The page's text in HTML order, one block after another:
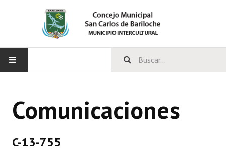
CONCEJO
Comunicaciones
C-13-755